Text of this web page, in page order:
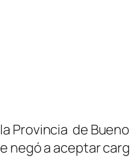
Provincia de
negó a aceptar